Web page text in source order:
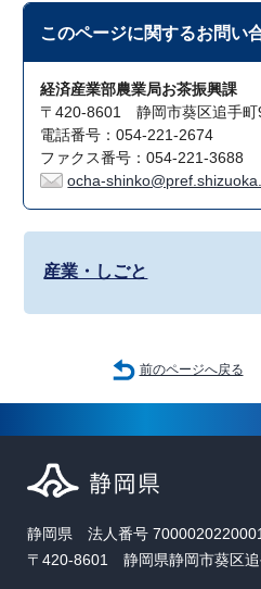
このページに関するお問い
経済産業部農業局お茶振興課
〒420-8601 静岡市葵区追手町
電話番号：054-221-2674
ファクス番号：054-221-3688
ocha-
産業・しごと
前のページへ戻る
静岡県 法人番号 7000020220001
〒420-8601 静岡県静岡市葵区